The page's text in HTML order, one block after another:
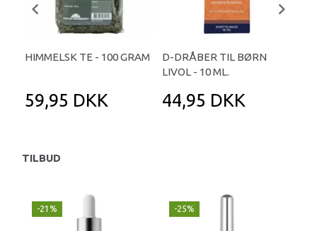
HIMMELSK TE - 100 GRAM
59,95 DKK
D-DRÅBER TIL BØRN
LIVOL - 10 ML.
44,95 DKK
TILBUD
-21% -25%